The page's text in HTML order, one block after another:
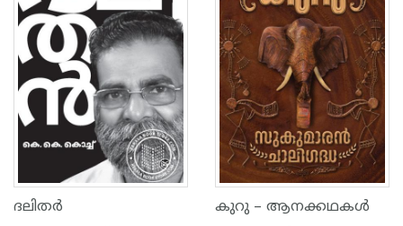
ദലിതര്‍ കുറു – ആനക്കഥകള്‍